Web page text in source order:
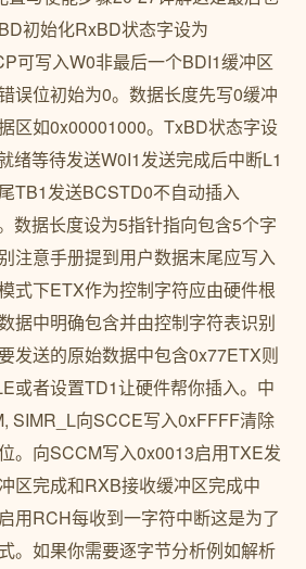
初始化RxBD状态字设为
可写入W0非最后一个BDI1缓冲区
误位初始为0。数据长度先写0缓冲
区如0x00001000。TxBD状态字设
绪等待发送W0I1发送完成后中断L1
TB1发送BCSTD0不自动插入
数据长度设为5指针指向包含5个字
注意手册提到用户数据末尾应写入
式下ETX作为控制字符应由硬件根
据中明确包含并由控制字符表识别
发送的原始数据中包含0x77ETX则
或者设置TD1让硬件帮你插入。中
SIMR_L向SCCE写入0xFFFF清除
。向SCCM写入0x0013启用TXE发
区完成和RXB接收缓冲区完成中
用RCH每收到一字符中断这是为了
。如果你需要逐字节分析例如解析